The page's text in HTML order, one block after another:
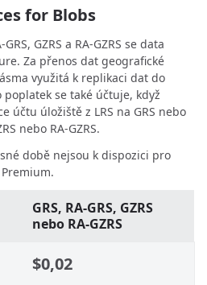
for Blobs
GZRS a RA-GZRS se data
Za přenos dat geografické
využitá k replikaci dat do
se také účtuje, když
účtu úložiště z LRS na GRS nebo
nebo RA-GZRS.
době nejsou k dispozici pro
GRS, RA-GRS, GZRS
nebo RA-GZRS
$0,02